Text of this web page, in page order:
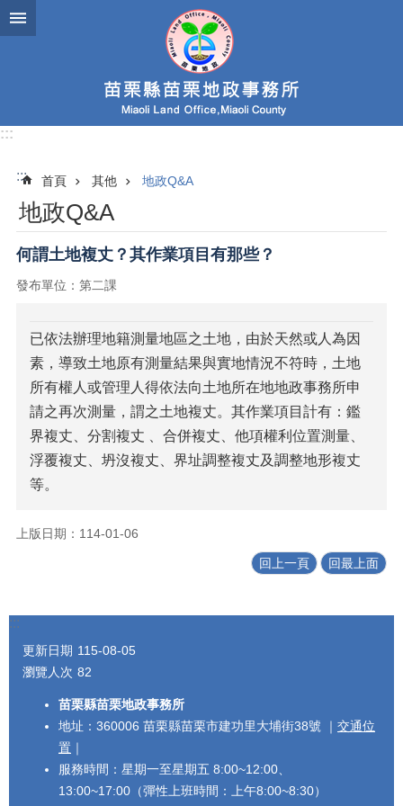
跳到主要內容區塊
:::
::: 首頁 其他 地政Q&A
地政Q&A
何謂土地複丈？其作業項目有那些？
發布單位：第二課
已依法辦理地籍測量地區之土地，由於天然或人為因
素，導致土地原有測量結果與實地情況不符時，土地
所有權人或管理人得依法向土地所在地地政事務所申
請之再次測量，謂之土地複丈。其作業項目計有：鑑
界複丈、分割複丈 、合併複丈、他項權利位置測量、
浮覆複丈、坍沒複丈、界址調整複丈及調整地形複丈
等。
上版日期：114-01-06
回上一頁 回最上面
:::
更新日期 115-08-05
瀏覽人次 82
苗栗縣苗栗地政事務所
地址：360006 苗栗縣苗栗市建功里大埔街38號 ｜ 交通位
置 ｜
服務時間：星期一至星期五 8:00~12:00、
13:00~17:00（彈性上班時間：上午8:00~8:30）